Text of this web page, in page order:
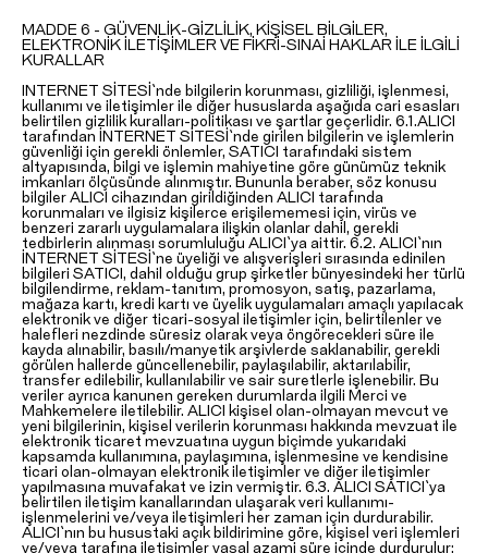
MADDE 6 - GÜVENLİK-GİZLİLİK, KİŞİSEL BİLGİLER,
ELEKTRONİK İLETİŞİMLER VE FİKRİ-SINAİ HAKLAR İLE İLGİLİ
KURALLAR
INTERNET SİTESİ`nde bilgilerin korunması, gizliliği, işlenmesi,
kullanımı ve iletişimler ile diğer hususlarda aşağıda cari esasları
belirtilen gizlilik kuralları-politikası ve şartlar geçerlidir. 6.1.ALICI
tarafından İNTERNET SİTESİ`nde girilen bilgilerin ve işlemlerin
güvenliği için gerekli önlemler, SATICI tarafındaki sistem
altyapısında, bilgi ve işlemin mahiyetine göre günümüz teknik
imkanları ölçüsünde alınmıştır. Bununla beraber, söz konusu
bilgiler ALICI cihazından girildiğinden ALICI tarafında
korunmaları ve ilgisiz kişilerce erişilememesi için, virüs ve
benzeri zararlı uygulamalara ilişkin olanlar dahil, gerekli
tedbirlerin alınması sorumluluğu ALICI`ya aittir. 6.2. ALICI`nın
İNTERNET SİTESİ`ne üyeliği ve alışverişleri sırasında edinilen
bilgileri SATICI, dahil olduğu grup şirketler bünyesindeki her türlü
bilgilendirme, reklam-tanıtım, promosyon, satış, pazarlama,
mağaza kartı, kredi kartı ve üyelik uygulamaları amaçlı yapılacak
elektronik ve diğer ticari-sosyal iletişimler için, belirtilenler ve
halefleri nezdinde süresiz olarak veya öngörecekleri süre ile
kayda alınabilir, basılı/manyetik arşivlerde saklanabilir, gerekli
görülen hallerde güncellenebilir, paylaşılabilir, aktarılabilir,
transfer edilebilir, kullanılabilir ve sair suretlerle işlenebilir. Bu
veriler ayrıca kanunen gereken durumlarda ilgili Merci ve
Mahkemelere iletilebilir. ALICI kişisel olan-olmayan mevcut ve
yeni bilgilerinin, kişisel verilerin korunması hakkında mevzuat ile
elektronik ticaret mevzuatına uygun biçimde yukarıdaki
kapsamda kullanımına, paylaşımına, işlenmesine ve kendisine
ticari olan-olmayan elektronik iletişimler ve diğer iletişimler
yapılmasına muvafakat ve izin vermiştir. 6.3. ALICI SATICI`ya
belirtilen iletişim kanallarından ulaşarak veri kullanımı-
işlenmelerini ve/veya iletişimleri her zaman için durdurabilir.
ALICI`nın bu husustaki açık bildirimine göre, kişisel veri işlemleri
ve/veya tarafına iletişimler yasal azami süre içinde durdurulur;